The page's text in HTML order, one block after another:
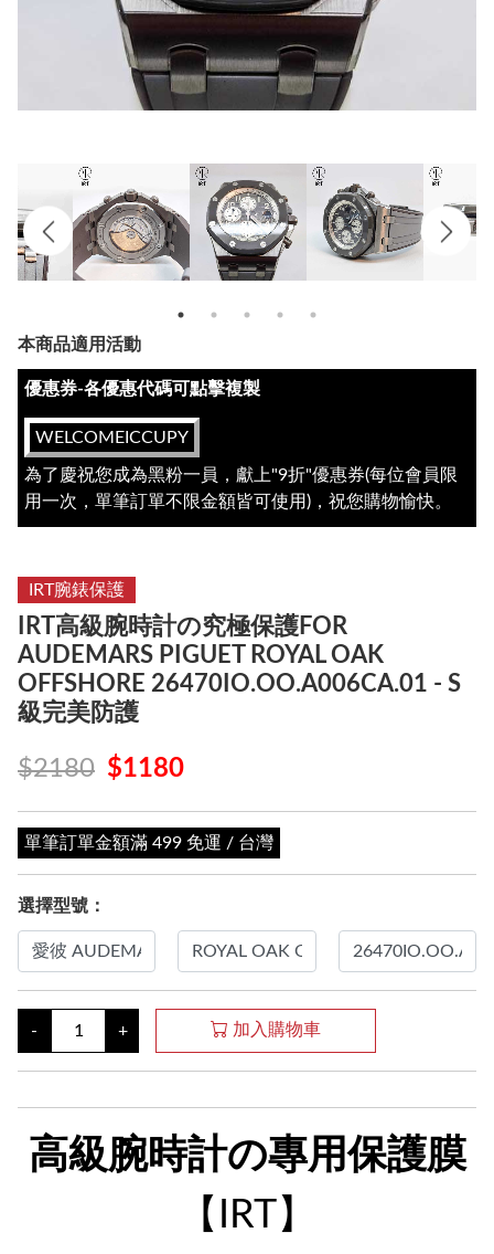
本商品適用活動
優惠券-各優惠代碼可點擊複製
WELCOMEICCUPY
為了慶祝您成為黑粉一員，獻上"9折"優惠券(每位會員限
用一次，單筆訂單不限金額皆可使用)，祝您購物愉快。
IRT腕錶保護
IRT高級腕時計の究極保護FOR
AUDEMARS PIGUET ROYAL OAK
OFFSHORE 26470IO.OO.A006CA.01 - S
級完美防護
$2180 $1180
單筆訂單金額滿 499 免運 / 台灣
選擇型號：
- + 加入購物車
高級腕時計の專用保護膜
【IRT】